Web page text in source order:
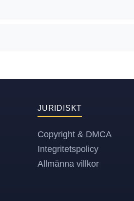
JURIDISKT
Copyright & DMCA
Integritetspolicy
Allmänna villkor